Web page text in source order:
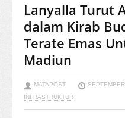
Lanyalla Turut
dalam Kirab
Terate Emas
Madiun
MATAPOST
INFRASTRUKTUR